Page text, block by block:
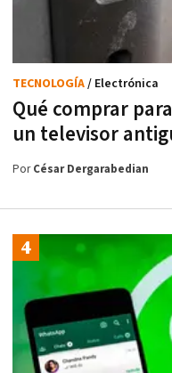
Qué comprar
un televisor
TECNOLOGÍA/ Electrónica
PorCésar Dergarabedian